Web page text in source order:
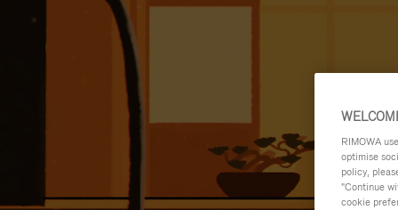
RIMOWA
optimise
policy,
"Continue
cookie